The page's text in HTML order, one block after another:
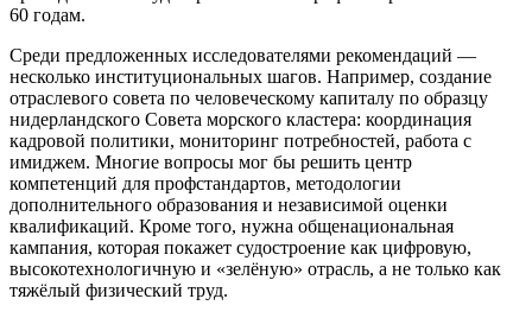
60 годам.
Среди предложенных исследователями рекомендаций —
несколько институциональных шагов. Например, создание
отраслевого совета по человеческому капиталу по образцу
нидерландского Совета морского кластера: координация
кадровой политики, мониторинг потребностей, работа с
имиджем. Многие вопросы мог бы решить центр
компетенций для профстандартов, методологии
дополнительного образования и независимой оценки
квалификаций. Кроме того, нужна общенациональная
кампания, которая покажет судостроение как цифровую,
высокотехнологичную и «зелёную» отрасль, а не только как
тяжёлый физический труд.